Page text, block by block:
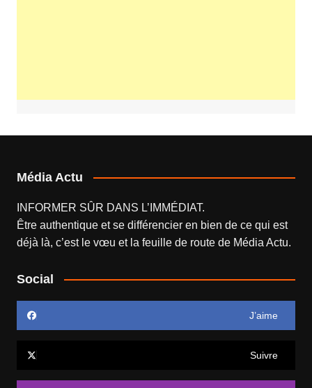
Média Actu
INFORMER SÛR DANS L’IMMÉDIAT.
Être authentique et se différencier en bien de ce qui est
déjà là, c’est le vœu et la feuille de route de Média Actu.
Social
J’aime
Suivre